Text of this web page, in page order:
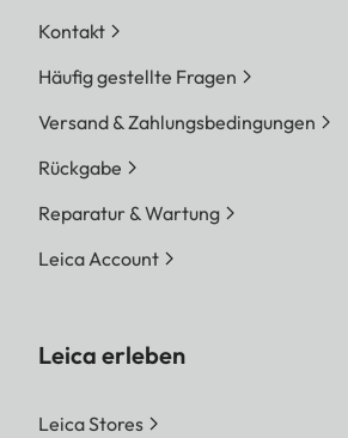
Kontakt
Häufig gestellte Fragen
Versand & Zahlungsbedingungen
Rückgabe
Reparatur & Wartung
Leica Account
Leica erleben
Leica Stores